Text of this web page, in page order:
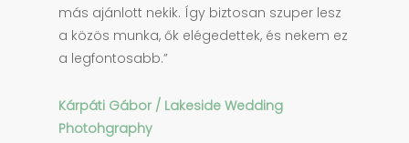
más ajánlott nekik. Így biztosan szuper lesz
a közös munka, ők elégedettek, és nekem ez
a legfontosabb.”
Kárpáti Gábor / Lakeside Wedding
Photohgraphy